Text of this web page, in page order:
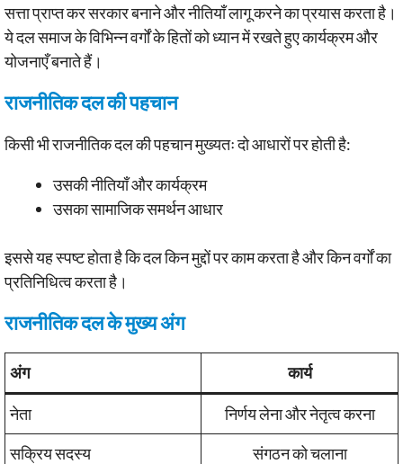
सत्ता प्राप्त कर सरकार बनाने और नीतियाँ लागू करने का प्रयास करता है।
ये दल समाज के विभिन्न वर्गों के हितों को ध्यान में रखते हुए कार्यक्रम और
योजनाएँ बनाते हैं।
राजनीतिक दल की पहचान
किसी भी राजनीतिक दल की पहचान मुख्यतः दो आधारों पर होती है:
उसकी नीतियाँ और कार्यक्रम
उसका सामाजिक समर्थन आधार
इससे यह स्पष्ट होता है कि दल किन मुद्दों पर काम करता है और किन वर्गों का
प्रतिनिधित्व करता है।
राजनीतिक दल के मुख्य अंग
अंग कार्य
नेता
निर्णय लेना और नेतृत्व करना
सक्रिय सदस्य
संगठन को चलाना